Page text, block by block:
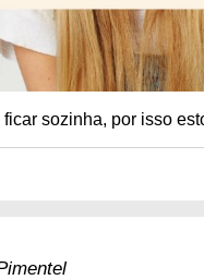
sozinha, por isso